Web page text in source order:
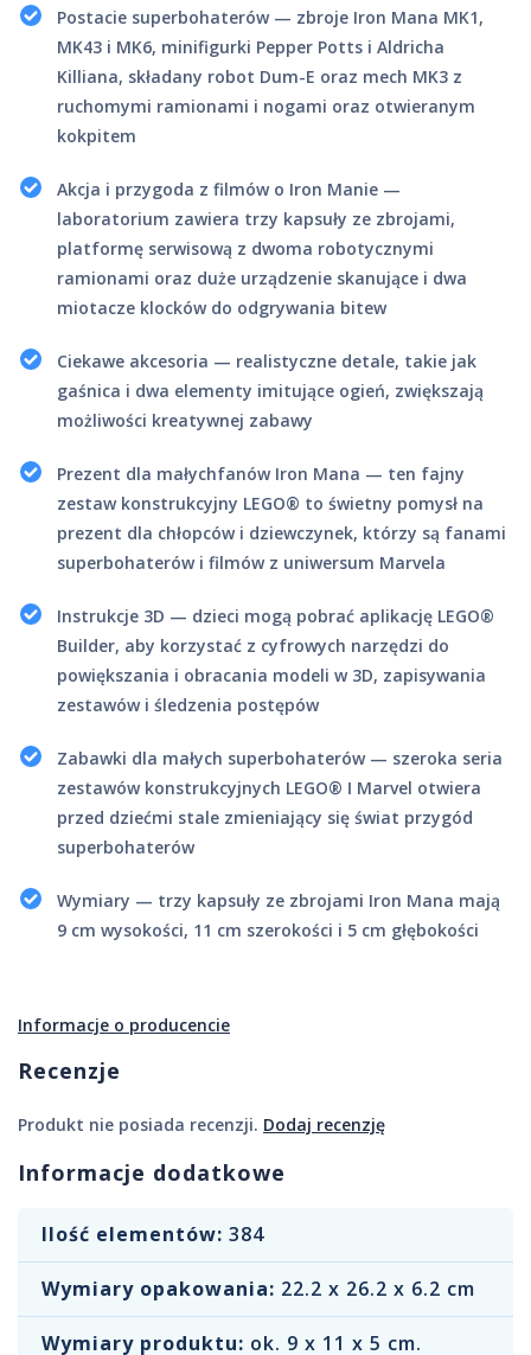
Postacie superbohaterów — zbroje Iron Mana MK1,
MK43 i MK6, minifigurki Pepper Potts i Aldricha
Killiana, składany robot Dum-E oraz mech MK3 z
ruchomymi ramionami i nogami oraz otwieranym
kokpitem
Akcja i przygoda z filmów o Iron Manie —
laboratorium zawiera trzy kapsuły ze zbrojami,
platformę serwisową z dwoma robotycznymi
ramionami oraz duże urządzenie skanujące i dwa
miotacze klocków do odgrywania bitew
Ciekawe akcesoria — realistyczne detale, takie jak
gaśnica i dwa elementy imitujące ogień, zwiększają
możliwości kreatywnej zabawy
Prezent dla małychfanów Iron Mana — ten fajny
zestaw konstrukcyjny LEGO® to świetny pomysł na
prezent dla chłopców i dziewczynek, którzy są fanami
superbohaterów i filmów z uniwersum Marvela
Instrukcje 3D — dzieci mogą pobrać aplikację LEGO®
Builder, aby korzystać z cyfrowych narzędzi do
powiększania i obracania modeli w 3D, zapisywania
zestawów i śledzenia postępów
Zabawki dla małych superbohaterów — szeroka seria
zestawów konstrukcyjnych LEGO® ǀ Marvel otwiera
przed dziećmi stale zmieniający się świat przygód
superbohaterów
Wymiary — trzy kapsuły ze zbrojami Iron Mana mają
9 cm wysokości, 11 cm szerokości i 5 cm głębokości
Informacje o producencie
Recenzje
Produkt nie posiada recenzji. Dodaj recenzję
Informacje dodatkowe
Ilość elementów: 384
Wymiary opakowania: 22.2 x 26.2 x 6.2 cm
Wymiary produktu: ok. 9 x 11 x 5 cm.